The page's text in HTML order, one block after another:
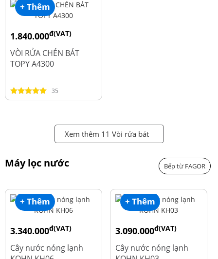
+ Thêm
1.840.000đ(VAT)
2.450.000
VÒI RỬA CHÉN BÁT
TOPY A4300
35
Xem thêm 11 Vòi rửa bát
Máy lọc nước Bếp từ FAGOR
+ Thêm
3.340.000đ(VAT)
Cây nước nóng lạnh
+ Thêm
3.090.000đ(VAT)
Cây nước nóng lạnh